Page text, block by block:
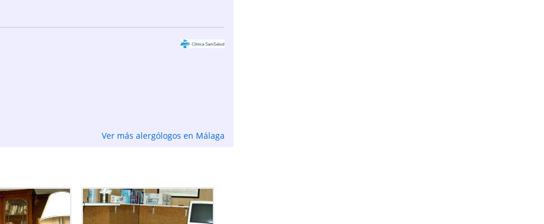
Ver más alergólogos en Málaga